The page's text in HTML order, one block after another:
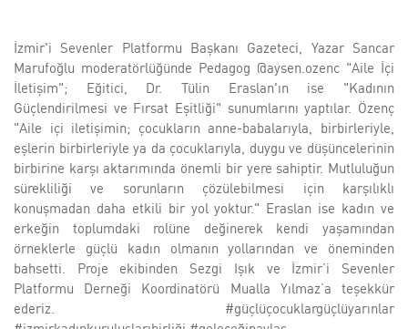
İzmir'i Sevenler Platformu Başkanı Gazeteci, Yazar Sancar
Marufoğlu moderatörlüğünde Pedagog @aysen.ozenc "Aile İçi
İletişim"; Eğitici, Dr. Tülin Eraslan'ın ise "Kadının
Güçlendirilmesi ve Fırsat Eşitliği" sunumlarını yaptılar. Özenç
"Aile içi iletişimin; çocukların anne-babalarıyla, birbirleriyle,
eşlerin birbirleriyle ya da çocuklarıyla, duygu ve düşüncelerinin
birbirine karşı aktarımında önemli bir yere sahiptir. Mutluluğun
sürekliliği ve sorunların çözülebilmesi için karşılıklı
konuşmadan daha etkili bir yol yoktur." Eraslan ise kadın ve
erkeğin toplumdaki rolüne değinerek kendi yaşamından
örneklerle güçlü kadın olmanın yollarından ve öneminden
bahsetti. Proje ekibinden Sezgi Işık ve İzmir’i Sevenler
Platformu Derneği Koordinatörü Mualla Yılmaz’a teşekkür
ederiz. #güçlüçocuklargüçlüyarınlar